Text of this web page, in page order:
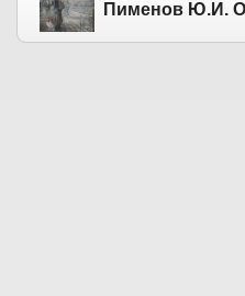
Пименов Ю.И.